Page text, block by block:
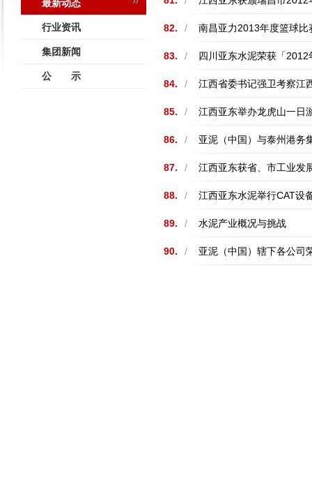
最新动态
行业资讯
集团新闻
公 示
82. / 南昌亚力2013年度篮球比
83. / 四川亚东水泥荣获「
84. / 江西省委书记强卫考察江
85. / 江西亚东举办龙虎山一日
86. / 亚泥（中国）与泰州港务
87. / 江西亚东获省、市工业发
88. / 江西亚东水泥举行CAT设
89. / 水泥产业概况与挑战
90. / 亚泥（中国）辖下各公司